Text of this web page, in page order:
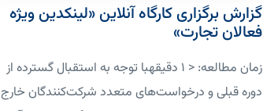
گزارش برگزاری کارگاه آنلاین «لینکدین ویژه
فعالان تجارت»
زمان مطالعه: < 1 دقیقهبا توجه به استقبال گسترده از
دوره قبلی و درخواست‌های متعدد شرکت‌کنندگان خارج